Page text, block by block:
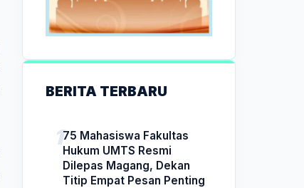
BERITA TERBARU
75 Mahasiswa Fakultas
Hukum UMTS Resmi
Dilepas Magang, Dekan
Titip Empat Pesan Penting